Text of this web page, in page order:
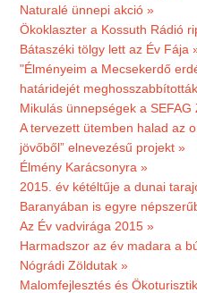
Naturalé ünnepi akció »
Ökoklaszter a Kossuth Rádió
Bátaszéki tölgy lett az Év Fája
"Élményeim a Mecsekerdő
határidejét
Mikulás ünnepségek a SEFAG
A tervezett ütemben halad az
jövőből” elnevezésű projekt »
Élmény Karácsonyra »
2015. év kétéltűje a dunai
Baranyában is egyre
Az Év vadvirága 2015 »
Harmadszor az év madara a
Nógrádi Zöldutak »
Malomfejlesztés és